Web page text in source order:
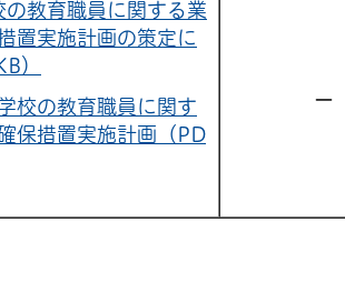
教育職員に関する業
置実施計画の策定に
）
校の教育職員に関す
保措置実施計画（PD
ー